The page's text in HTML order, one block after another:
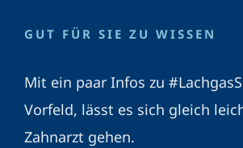
GUT FÜR SIE ZU WISSEN
Mit ein paar Infos zu
Vorfeld, lässt es sich gleich
Zahnarzt gehen.